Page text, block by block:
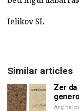
Ielikov SL
Similar articles
Zer